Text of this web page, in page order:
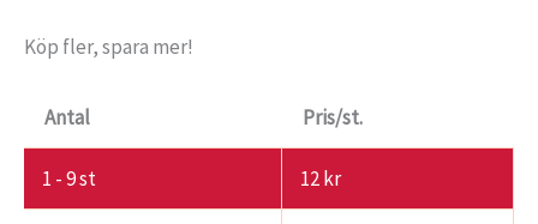
Köp fler, spara mer!
Antal Pris/st.
1 - 9st 12kr